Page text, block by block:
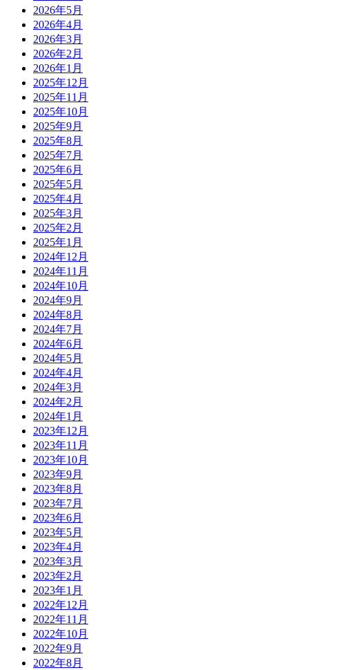
2026年5月
2026年4月
2026年3月
2026年2月
2026年1月
2025年12月
2025年11月
2025年10月
2025年9月
2025年8月
2025年7月
2025年6月
2025年5月
2025年4月
2025年3月
2025年2月
2025年1月
2024年12月
2024年11月
2024年10月
2024年9月
2024年8月
2024年7月
2024年6月
2024年5月
2024年4月
2024年3月
2024年2月
2024年1月
2023年12月
2023年11月
2023年10月
2023年9月
2023年8月
2023年7月
2023年6月
2023年5月
2023年4月
2023年3月
2023年2月
2023年1月
2022年12月
2022年11月
2022年10月
2022年9月
2022年8月